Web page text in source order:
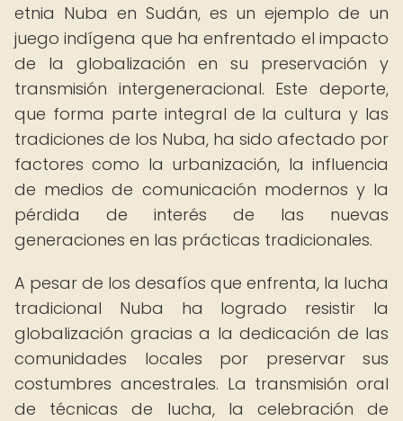
etnia Nuba en Sudán, es un ejemplo de un
juego indígena que ha enfrentado el impacto
de la globalización en su preservación y
transmisión intergeneracional. Este deporte,
que forma parte integral de la cultura y las
tradiciones de los Nuba, ha sido afectado por
factores como la urbanización, la influencia
de medios de comunicación modernos y la
pérdida de interés de las nuevas
generaciones en las prácticas tradicionales.
A pesar de los desafíos que enfrenta, la lucha
tradicional Nuba ha logrado resistir la
globalización gracias a la dedicación de las
comunidades locales por preservar sus
costumbres ancestrales. La transmisión oral
de técnicas de lucha, la celebración de